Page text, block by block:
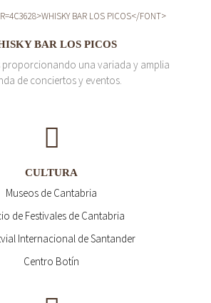
BAR LOS PICOS
proporcionando una variada y amplia
de conciertos y eventos.
CULTURA
Museos de Cantabria
de Festivales de Cantabria
Internacional de Santander
Centro Botín